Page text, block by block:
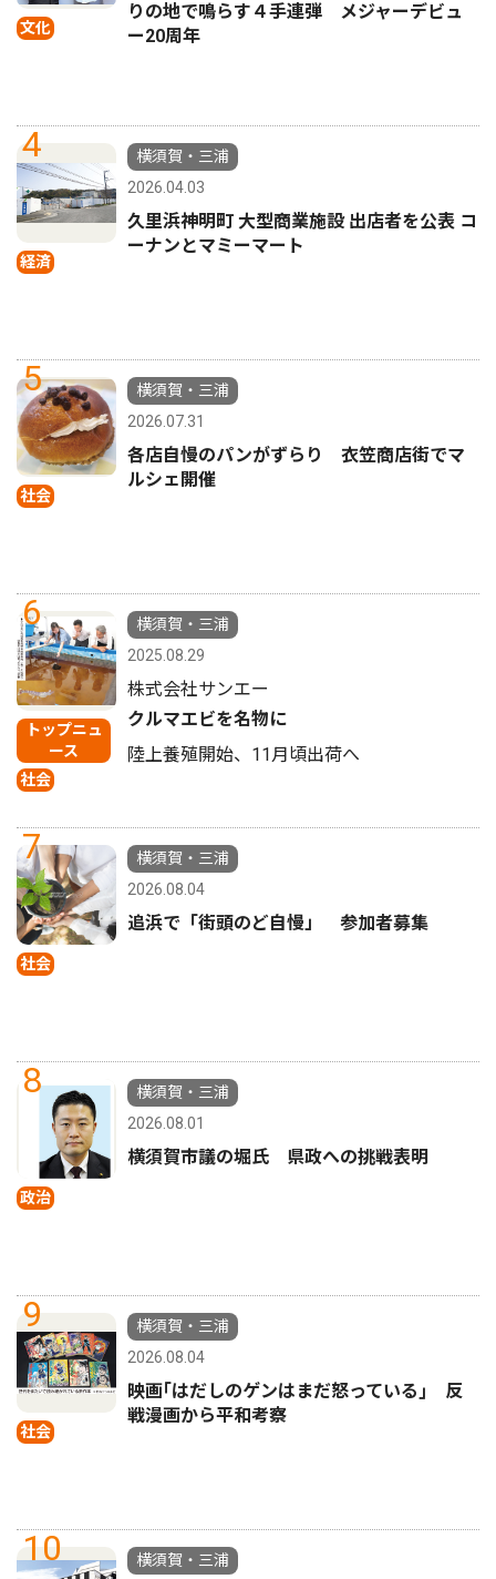
文化
りの地で鳴らす４手連弾 メジャーデビュ
ー20周年
4
経済
横須賀・三浦
2026.04.03
久里浜神明町 大型商業施設 出店者を公表 コ
ーナンとマミーマート
5
社会
横須賀・三浦
2026.07.31
各店自慢のパンがずらり 衣笠商店街でマ
ルシェ開催
6
トップニュ
ース
社会
横須賀・三浦
2025.08.29
株式会社サンエー
クルマエビを名物に
陸上養殖開始、11月頃出荷へ
7
社会
横須賀・三浦
2026.08.04
追浜で「街頭のど自慢」 参加者募集
8
政治
横須賀・三浦
2026.08.01
横須賀市議の堀氏 県政への挑戦表明
9
社会
横須賀・三浦
2026.08.04
映画｢はだしのゲンはまだ怒っている｣ 反
戦漫画から平和考察
10 横須賀・三浦